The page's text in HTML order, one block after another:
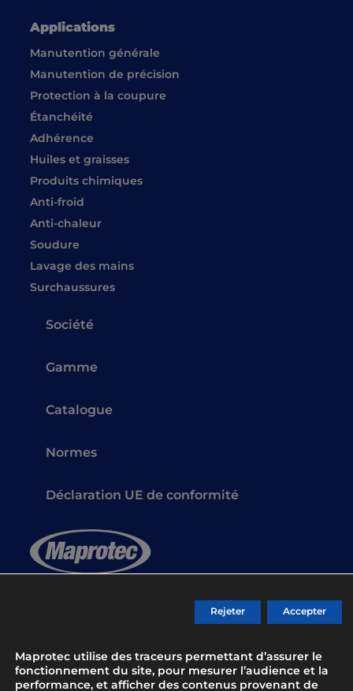
Gants de protection pour les professionnels
Contact
Société
Gamme
Catalogue
Normes
Déclaration UE de conformité
Applications
Manutention générale
Manutention de précision
Protection à la coupure
Étanchéité
Adhérence
Huiles et graisses
Produits chimiques
Anti-froid
Anti-chaleur
Soudure
Lavage des mains
Surchaussures
Maprotec utilise des traceurs permettant d’assurer le
fonctionnement du site, pour mesurer l’audience et la
performance, et afficher des contenus provenant de
Accepter
Rejeter